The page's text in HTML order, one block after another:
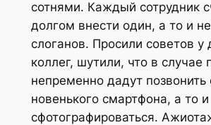
сотнями. Каждый сотрудник
долгом внести один, а то и
слоганов. Просили советов у
коллег, шутили, что в случае
непременно дадут позвонить
новенького смартфона, а то и
сфотографироваться.